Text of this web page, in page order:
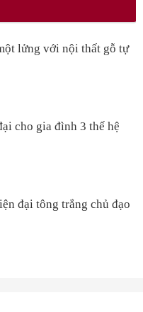
lửng với nội thất gỗ tự
cho gia đình 3 thế hệ
đại tông trắng chủ đạo